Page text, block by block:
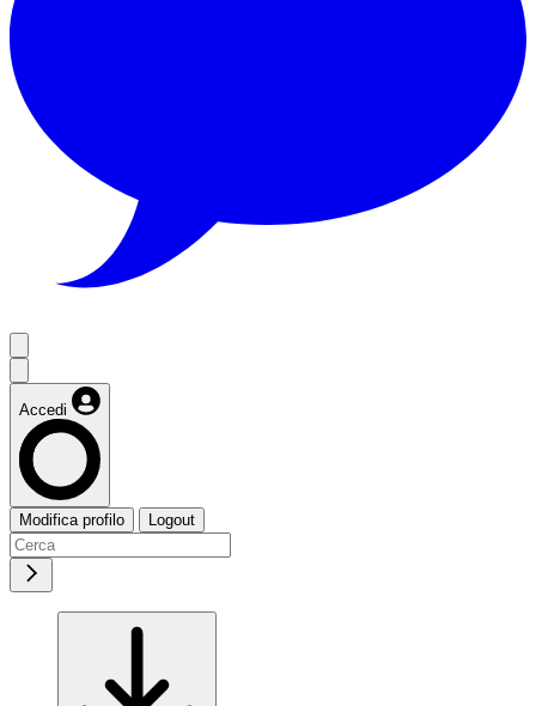
Accedi
Modifica profilo Logout